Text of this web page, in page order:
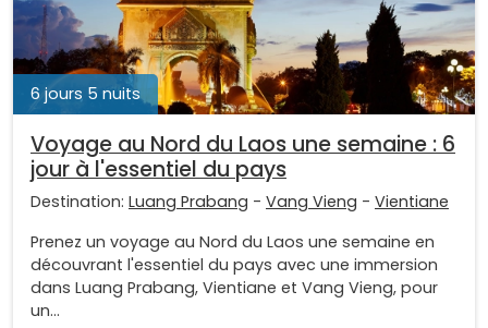
6 jours 5 nuits
Voyage au Nord du Laos une semaine : 6
jour à l'essentiel du pays
Destination: Luang Prabang - Vang Vieng - Vientiane
Prenez un voyage au Nord du Laos une semaine en
découvrant l'essentiel du pays avec une immersion
dans Luang Prabang, Vientiane et Vang Vieng, pour
un...